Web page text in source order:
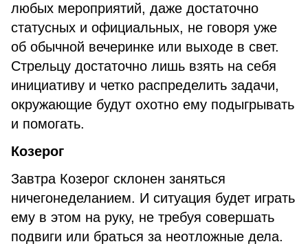
любых мероприятий, даже достаточно
статусных и официальных, не говоря уже
об обычной вечеринке или выходе в свет.
Стрельцу достаточно лишь взять на себя
инициативу и четко распределить задачи,
окружающие будут охотно ему подыгрывать
и помогать.
Козерог
Завтра Козерог склонен заняться
ничегонеделанием. И ситуация будет играть
ему в этом на руку, не требуя совершать
подвиги или браться за неотложные дела.